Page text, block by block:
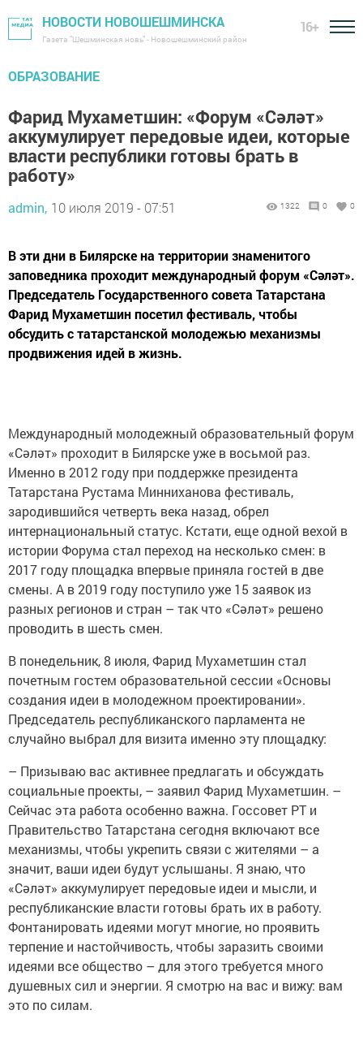
НОВОСТИ НОВОШЕШМИНСКА
Газета "Шешминская новь" - Новошешминский район
16+
ОБРАЗОВАНИЕ
Фарид Мухаметшин: «Форум «Cәләт»
аккумулирует передовые идеи, которые
власти республики готовы брать в
работу»
admin, 10 июля 2019 - 07:51 1322 0 0
В эти дни в Билярске на территории знаменитого
заповедника проходит международный форум «Cәләт».
Председатель Государственного совета Татарстана
Фарид Мухаметшин посетил фестиваль, чтобы
обсудить с татарстанской молодежью механизмы
продвижения идей в жизнь.
Международный молодежный образовательный форум
«Cәләт» проходит в Билярске уже в восьмой раз.
Именно в 2012 году при поддержке президента
Татарстана Рустама Минниханова фестиваль,
зародившийся четверть века назад, обрел
интернациональный статус. Кстати, еще одной вехой в
истории Форума стал переход на несколько смен: в
2017 году площадка впервые приняла гостей в две
смены. А в 2019 году поступило уже 15 заявок из
разных регионов и стран – так что «Cәләт» решено
проводить в шесть смен.
В понедельник, 8 июля, Фарид Мухаметшин стал
почетным гостем образовательной сессии «Основы
создания идеи в молодежном проектировании».
Председатель республиканского парламента не
случайно выбрал для визита именно эту площадку:
– Призываю вас активнее предлагать и обсуждать
социальные проекты, – заявил Фарид Мухаметшин. –
Сейчас эта работа особенно важна. Госсовет РТ и
Правительство Татарстана сегодня включают все
механизмы, чтобы укрепить связи с жителями – а
значит, ваши идеи будут услышаны. Я знаю, что
«Cәләт» аккумулирует передовые идеи и мысли, и
республиканские власти готовы брать их в работу.
Фонтанировать идеями могут многие, но проявить
терпение и настойчивость, чтобы заразить своими
идеями все общество – для этого требуется много
душевных сил и энергии. Я смотрю на вас и вижу: вам
это по силам.